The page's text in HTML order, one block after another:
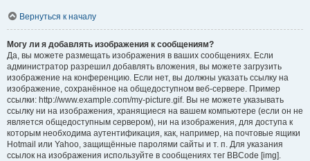
Вернуться к началу
Могу ли я добавлять изображения к сообщениям?
Да, вы можете размещать изображения в ваших сообщениях. Если
администратор разрешил добавлять вложения, вы можете загрузить
изображение на конференцию. Если нет, вы должны указать ссылку на
изображение, сохранённое на общедоступном веб-сервере. Пример
ссылки: http://www.example.com/my-picture.gif. Вы не можете указывать
ссылку ни на изображения, хранящиеся на вашем компьютере (если он не
является общедоступным сервером), ни на изображения, для доступа к
которым необходима аутентификация, как, например, на почтовые ящики
Hotmail или Yahoo, защищённые паролями сайты и т. п. Для указания
ссылок на изображения используйте в сообщениях тег BBCode [img].